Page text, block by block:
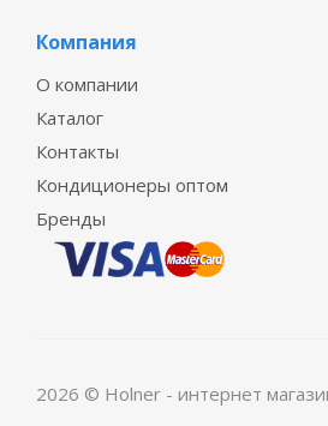
Компания
О компании
Каталог
Контакты
Кондиционеры оптом
Бренды
2026 © Holner - интернет